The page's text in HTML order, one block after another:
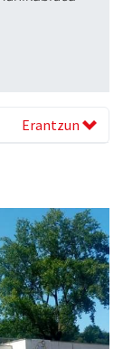
Erantzun